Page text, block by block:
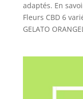
adaptés. En
Fleurs CBD 6
GELATO